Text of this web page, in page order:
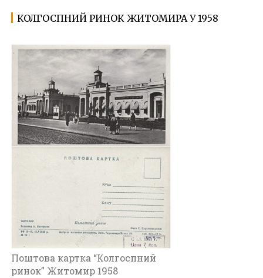
24.02.2025
Ф
т
о
и
т
о
м
и
р
9
4
5
-
1
9
КОЛГОСПНИЙ РИНОК ЖИТОМИРА У 1958
Поштова картка “Колгоспний
ринок” Житомир 1958